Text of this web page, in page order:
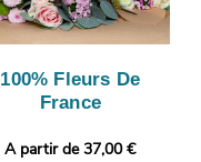
100% Fleurs De
France
A partir de 37,00 €